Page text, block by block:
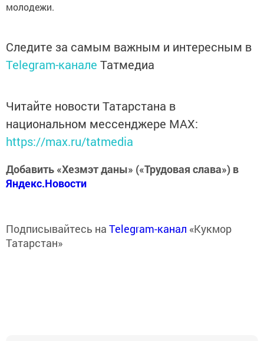
молодежи.
Следите за самым важным и интересным в
Telegram-канале Татмедиа
Читайте новости Татарстана в
национальном мессенджере MАХ:
https://max.ru/tatmedia
Добавить «Хезмэт даны» («Трудовая слава») в
Яндекс.Новости
Подписывайтесь на Telegram-канал «Кукмор
Татарстан»